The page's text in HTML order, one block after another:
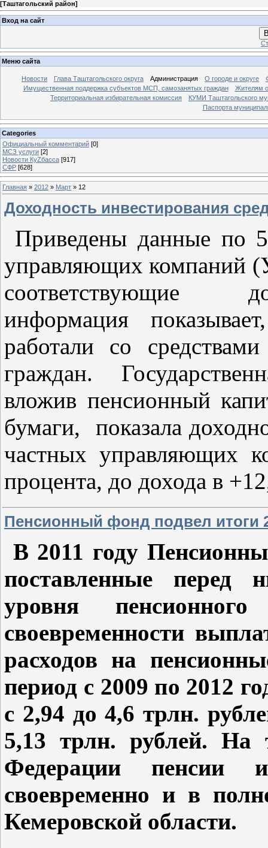
[Таштагольский район]
Вход на сайт
Меню сайта
Новости Глава Таштагольского округа Администрация О городе и округе
Имущественная поддержка субъектов МСП, самозанятых граждан
Жителям
Территориальная избирательная комиссия
КУМИ Таштагольского
Паспорта
Categories
Официальный комментарий [0]
МСЗ услуги [2]
Новости КуZбасса [917]
СФР [628]
Главная » 2012 » Март » 12
Доходность инвестирования
Приведены данные по
управляющих компаний
соответствующие
информация
работали со
граждан.
вложив пенсионный
бумаги,
показала
частных управляющих
процента, до дохода в
Пенсионный фонд подвел итоги
В 2011 году
поставленные
уровня
своевременности
расходов на
период с 2009 по 2012
с 2,94 до 4,6 трлн.
5,13 трлн. рублей. На
Федерации пенсии
своевременно и в
Кемеровской области.